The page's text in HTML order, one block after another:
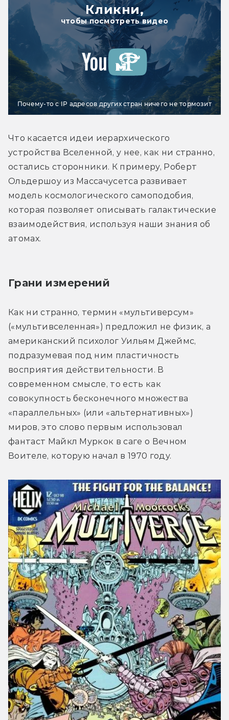
Кликни,
чтобы посмотреть видео
Почему-то с IP адресов других стран ничего не тормозит
Что касается идеи иерархического
устройства Вселенной, у нее, как ни странно,
остались сторонники. К примеру, Роберт
Ольдершоу из Массачусетса развивает
модель космологического самоподобия,
которая позволяет описывать галактические
взаимодействия, используя наши знания об
атомах.
Грани измерений
Как ни странно, термин «мультиверсум»
(«мультивселенная») предложил не физик, а
американский психолог Уильям Джеймс,
подразумевая под ним пластичность
восприятия действительности. В
современном смысле, то есть как
совокупность бесконечного множества
«параллельных» (или «альтернативных»)
миров, это слово первым использовал
фантаст Майкл Муркок в саге о Вечном
Воителе, которую начал в 1970 году.